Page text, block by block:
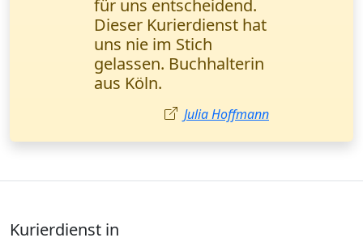
Geschäftsunterlagen
wurden in einem
halben Tag direkt
übergeben. Ich
empfehle sie jedem!
Ayşe Yılmaz
Kurierdienst in